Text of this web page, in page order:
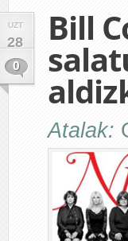
UZT
28
0
Bill
Atalak: